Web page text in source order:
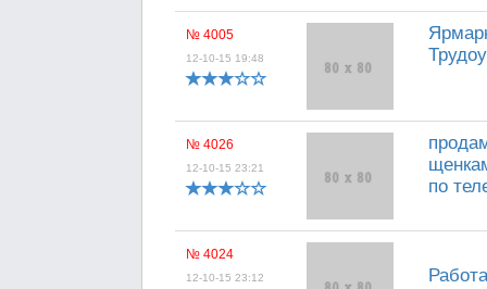
№ 4005
12-10-15 19:48
№ 4026
12-10-15 23:21
по
№ 4024
12-10-15 23:12